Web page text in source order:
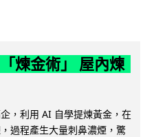
煉金術」 屋內煉
，利用 AI 自學提煉黃金，在
過程產生大量刺鼻濃煙，驚